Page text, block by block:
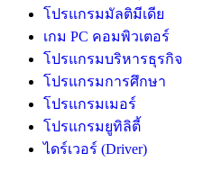
โปรแกรมมัลติมีเดีย
เกม PC คอมพิวเตอร์
โปรแกรมบริหารธุรกิจ
โปรแกรมการศึกษา
โปรแกรมเมอร์
โปรแกรมยูทิลิตี้
ไดร์เวอร์ (Driver)